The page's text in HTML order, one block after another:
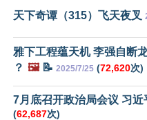
天下奇谭（315）飞天夜叉
雅下工程蕴天机 李强自断
？ 🖼️📝 2025/7/25 (72,620次)
7月底召开政治局会议 习近
(62,687次)